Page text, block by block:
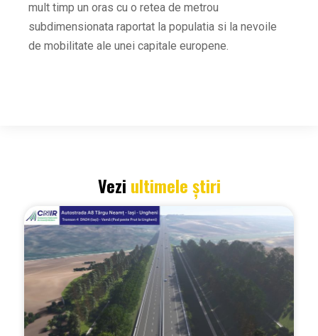
mult timp un oras cu o retea de metrou
subdimensionata raportat la populatia si la nevoile
de mobilitate ale unei capitale europene.
Vezi ultimele știri